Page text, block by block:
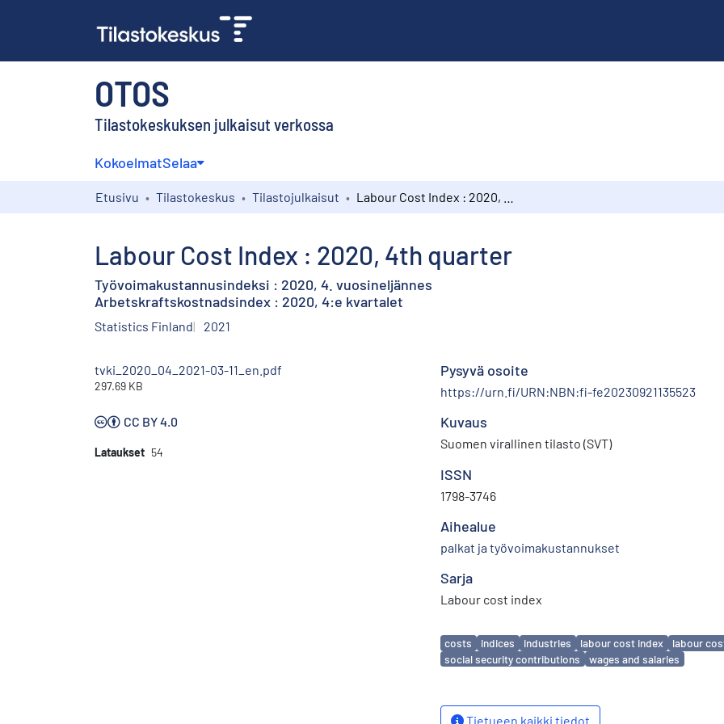
OTOS
Tilastokeskuksen julkaisut verkossa
KokoelmatSelaa
Etusivu Tilastokeskus Tilastojulkaisut
Labour Cost Index : 2020, 4th quarter
Työvoimakustannusindeksi : 2020, 4. vuosineljännes
Arbetskraftskostnadsindex : 2020, 4:e kvartalet
Statistics Finland 2021
tvki_2020_04_2021-03-11_en.pdf
297.69 KB
CC BY 4.0
Lataukset 54
Pysyvä osoite
https://urn.fi/URN:NBN:fi-fe20230921135523
Kuvaus
Suomen virallinen tilasto (SVT)
ISSN
1798-3746
Aihealue
palkat ja työvoimakustannukset
Sarja
Labour cost index
Avainsanat
costs indices industries labour cost index labour
social security contributions
wages and salaries
Tietueen kaikki tiedot